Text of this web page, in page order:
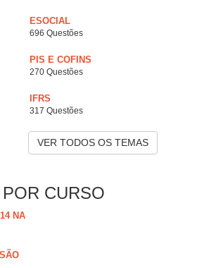
ESOCIAL
696 Questões
PIS E COFINS
270 Questões
IFRS
317 Questões
VER TODOS OS TEMAS
CURSO
NA